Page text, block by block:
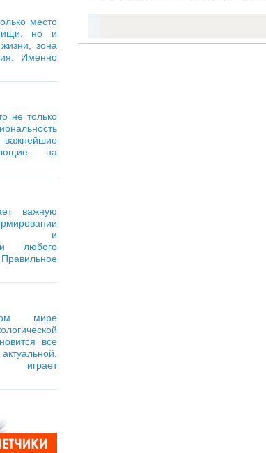
место
пищи, но и
зона
Именно
не только
на
важную
и
любого
мире
все
играет